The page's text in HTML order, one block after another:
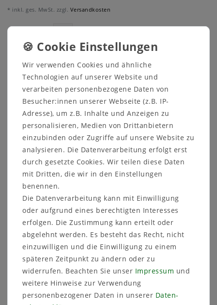
* inkl. ges. MwSt. zzgl. Versandkosten
Menge:
In den Warenkorb
Nicht lieferbar.
ArtikelnummerV-Glaskübel-YC
einkaufen
Versand
Beratung
03591 46 40 90
Beschreibung
Technische Daten
Wir verwenden Cookies und ähnliche
Technologien auf unserer Website und
verarbeiten personenbezogene Daten von
Besucher:innen unserer Webseite (z.B. IP-
Adresse), um z.B. Inhalte und Anzeigen zu
personalisieren, Medien von Drittanbietern
einzubinden oder Zugriffe auf unsere Website zu
analysieren. Die Datenverarbeitung erfolgt erst
durch gesetzte Cookies. Wir teilen diese Daten
mit Dritten, die wir in den Einstellungen
benennen.
Die Datenverarbeitung kann mit Einwilligung
oder aufgrund eines berechtigten Interesses
erfolgen. Die Zustimmung kann erteilt oder
abgelehnt werden. Es besteht das Recht, nicht
einzuwilligen und die Einwilligung zu einem
späteren Zeitpunkt zu ändern oder zu
widerrufen. Beachten Sie unser Impressum und
weitere Hinweise zur Verwendung
personenbezogener Daten in unserer Daten­